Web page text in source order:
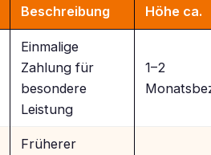
Beschreibung Höhe ca.
Einmalige
Zahlung für
besondere
Leistung
1–2
Früherer